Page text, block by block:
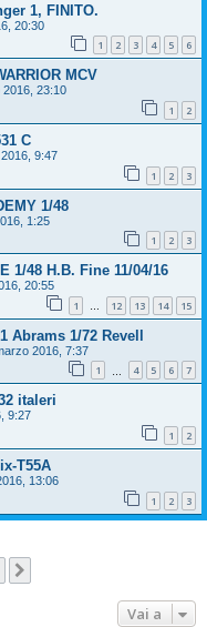
1, FINITO.
20:30
1 2 3 4 5 6
MCV
2016, 23:10
1 2
C
9:47
1 2 3
1/48
1:25
1 2 3
1/48 H.B. Fine 11/04/16
20:55
1 … 12 13 14 15
Abrams 1/72 Revell
2016, 7:37
1 4 5 6 7
italeri
9:27
1 2
T55A
13:06
1 2 3
Vai a